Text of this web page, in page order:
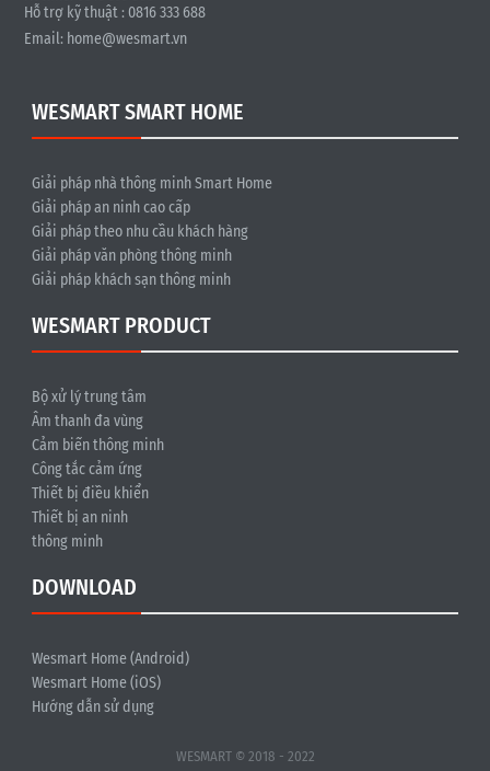
Hỗ trợ kỹ thuật : 0816 333 688
Email: home@wesmart.vn
WESMART SMART HOME
Giải pháp nhà thông minh Smart Home
Giải pháp an ninh cao cấp
Giải pháp theo nhu cầu khách hàng
Giải pháp văn phòng thông minh
Giải pháp khách sạn thông minh
WESMART PRODUCT
Bộ xử lý trung tâm
Âm thanh đa vùng
Cảm biến thông minh
Công tắc cảm ứng
Thiết bị điều khiển
Thiết bị an ninh
thông minh
DOWNLOAD
Wesmart Home (Android)
Wesmart Home (iOS)
Hướng dẫn sử dụng
WESMART © 2018 - 2022